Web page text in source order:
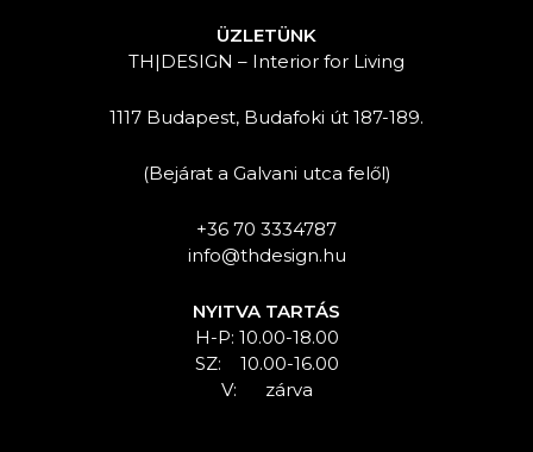
ÜZLETÜNK
TH|DESIGN – Interior for Living
1117 Budapest, Budafoki út 187-189.
(Bejárat a Galvani utca felől)
+36 70 3334787
info@thdesign.hu
NYITVA TARTÁS
H-P: 10.00-18.00
SZ: 10.00-16.00
V: zárva